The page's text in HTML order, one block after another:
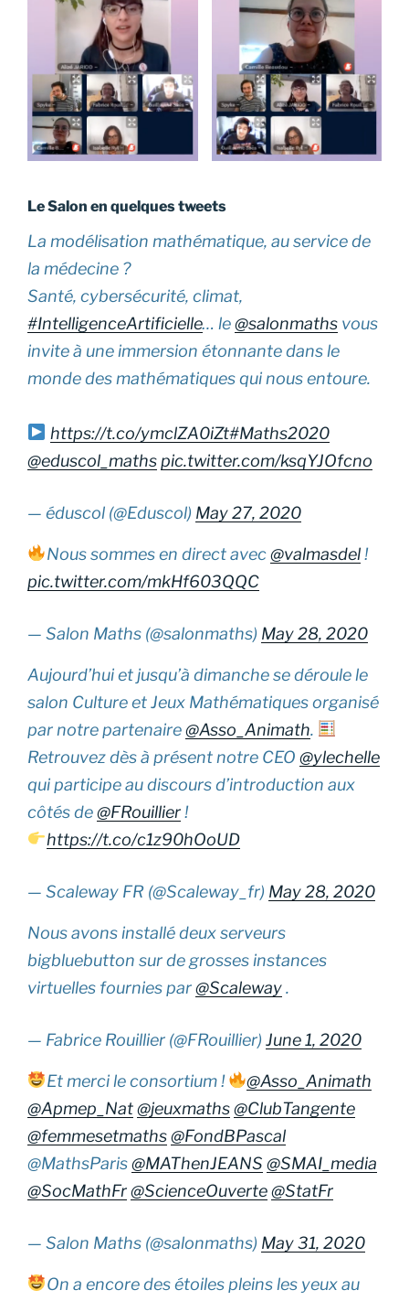
Le Salon en quelques tweets
La modélisation mathématique, au service de
la médecine ?
Santé, cybersécurité, climat,
#IntelligenceArtificielle… le@salonmaths vous
invite à une immersion étonnante dans le
monde des mathématiques qui nous entoure.
https://t.co/ymclZA0iZt#Maths2020
@eduscol_maths pic.twitter.com/ksqYJOfcno
— éduscol (@Eduscol) May 27, 2020
Nous sommes en direct avec@valmasdel!
pic.twitter.com/mkHf603QQC
— Salon Maths (@salonmaths) May 28, 2020
Aujourd’hui et jusqu’à dimanche se déroule le
salon Culture et Jeux Mathématiques organisé
par notre partenaire@Asso_Animath.
Retrouvez dès à présent notre CEO @ylechelle
qui participe au discours d’introduction aux
côtés de@FRouillier!
https://t.co/c1z90hOoUD
— Scaleway FR (@Scaleway_fr) May 28, 2020
Nous avons installé deux serveurs
bigbluebutton sur de grosses instances
virtuelles fournies par@Scaleway.
— Fabrice Rouillier (@FRouillier) June 1, 2020
Et merci le consortium !
@Asso_Animath
@Apmep_Nat@jeuxmaths@ClubTangente
@femmesetmaths@FondBPascal
@MathsParis@MAThenJEANS @SMAI_media
@SocMathFr@ScienceOuverte@StatFr
— Salon Maths (@salonmaths) May 31, 2020
On a encore des étoiles pleins les yeux au